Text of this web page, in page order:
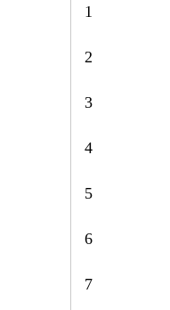
1
2
3
4
5
6
7